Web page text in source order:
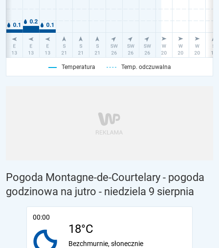
Temperatura Temp. odczuwalna
Pogoda Montagne-de-Courtelary - pogoda
godzinowa na jutro - niedziela 9 sierpnia
00:00
18°C
Bezchmurnie, słonecznie